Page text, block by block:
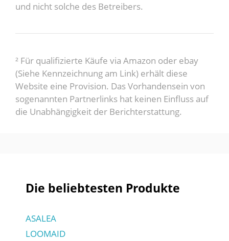
und nicht solche des Betreibers.
² Für qualifizierte Käufe via Amazon oder ebay
(Siehe Kennzeichnung am Link) erhält diese
Website eine Provision. Das Vorhandensein von
sogenannten Partnerlinks hat keinen Einfluss auf
die Unabhängigkeit der Berichterstattung.
Die beliebtesten Produkte
ASALEA
LOOMAID